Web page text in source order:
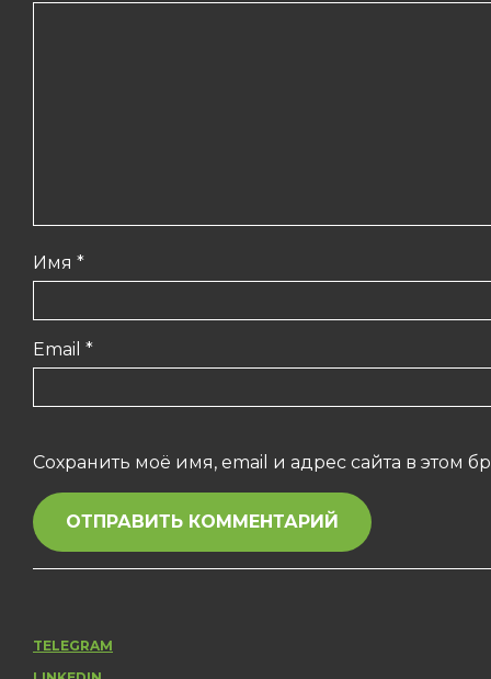
Имя *
Email *
Сохранить моё имя, email и адрес сайта в этом
TELEGRAM